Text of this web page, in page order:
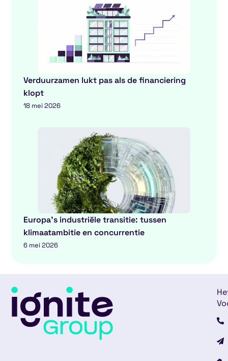
Verduurzamen lukt pas als de financiering
klopt
18 mei 2026
Europa’s industriële transitie: tussen
klimaatambitie en concurrentie
6 mei 2026